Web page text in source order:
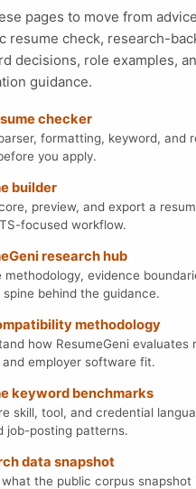
pages to move from
resume check, research-
decisions, role examples,
guidance.
checker
formatting, keyword, and
you apply.
builder
preview, and export a
focused workflow.
research hub
methodology, evidence
behind the guidance.
methodology
how ResumeGeni evaluates
and employer software fit.
keyword benchmarks
skill, tool, and credential
job-posting patterns.
data snapshot
what the public corpus snapshot